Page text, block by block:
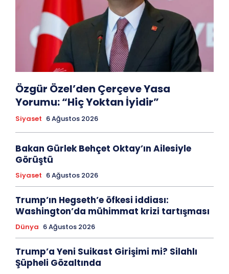
Özgür Özel’den Çerçeve Yasa
Yorumu: “Hiç Yoktan İyidir”
Siyaset 6 Ağustos 2026
Bakan Gürlek Behçet Oktay’ın Ailesiyle
Görüştü
Siyaset 6 Ağustos 2026
Trump’ın Hegseth’e öfkesi iddiası:
Washington’da mühimmat krizi tartışması
Dünya 6 Ağustos 2026
Trump’a Yeni Suikast Girişimi mi? Silahlı
Şüpheli Gözaltında